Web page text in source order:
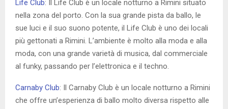
Life Club: Il Life Club è un locale notturno a Rimini situato
nella zona del porto. Con la sua grande pista da ballo, le
sue luci e il suo suono potente, il Life Club è uno dei locali
più gettonati a Rimini. L’ambiente è molto alla moda e alla
moda, con una grande varietà di musica, dal commerciale
al funky, passando per l’elettronica e il techno.
Carnaby Club: Il Carnaby Club è un locale notturno a Rimini
che offre un’esperienza di ballo molto diversa rispetto alle